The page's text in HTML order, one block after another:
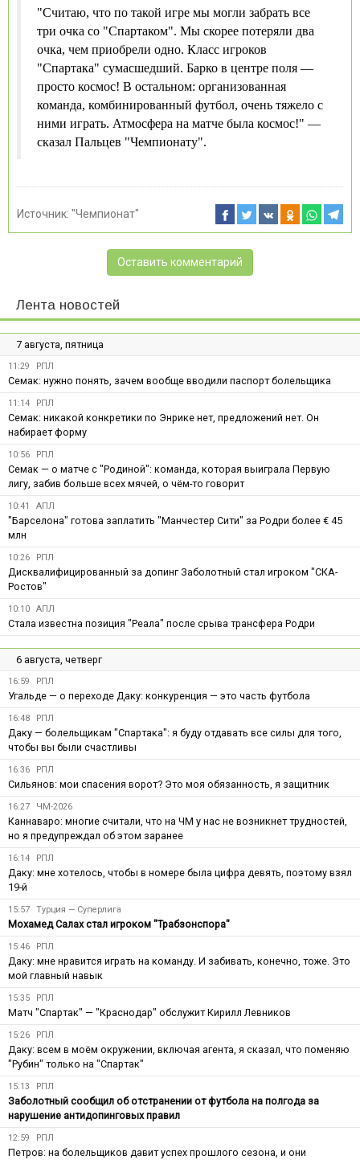
"Считаю, что по такой игре мы могли забрать все
три очка со "Спартаком". Мы скорее потеряли два
очка, чем приобрели одно. Класс игроков
"Спартака" сумасшедший. Барко в центре поля —
просто космос! В остальном: организованная
команда, комбинированный футбол, очень тяжело с
ними играть. Атмосфера на матче была космос!" —
сказал Пальцев "Чемпионату".
Источник: "Чемпионат"
Оставить комментарий
Лента новостей
7 августа, пятница
11:29 РПЛ
Семак: нужно понять, зачем вообще вводили паспорт болельщика
11:14 РПЛ
Семак: никакой конкретики по Энрике нет, предложений нет. Он
набирает форму
10:56 РПЛ
Семак — о матче с "Родиной": команда, которая выиграла Первую
лигу, забив больше всех мячей, о чём-то говорит
10:41 АПЛ
"Барселона" готова заплатить "Манчестер Сити" за Родри более € 45
млн
10:26 РПЛ
Дисквалифицированный за допинг Заболотный стал игроком "СКА-
Ростов"
10:10 АПЛ
Стала известна позиция "Реала" после срыва трансфера Родри
6 августа, четверг
16:59 РПЛ
Угальде — о переходе Даку: конкуренция — это часть футбола
16:48 РПЛ
Даку — болельщикам "Спартака": я буду отдавать все силы для того,
чтобы вы были счастливы
16:36 РПЛ
Сильянов: мои спасения ворот? Это моя обязанность, я защитник
16:27 ЧМ-2026
Каннаваро: многие считали, что на ЧМ у нас не возникнет трудностей,
но я предупреждал об этом заранее
16:14 РПЛ
Даку: мне хотелось, чтобы в номере была цифра девять, поэтому взял
19-й
15:57 Турция — Суперлига
Мохамед Салах стал игроком "Трабзонспора"
15:46 РПЛ
Даку: мне нравится играть на команду. И забивать, конечно, тоже. Это
мой главный навык
15:35 РПЛ
Матч "Спартак" — "Краснодар" обслужит Кирилл Левников
15:26 РПЛ
Даку: всем в моём окружении, включая агента, я сказал, что поменяю
"Рубин" только на "Спартак"
15:13 РПЛ
Заболотный сообщил об отстранении от футбола на полгода за
нарушение антидопинговых правил
12:59 РПЛ
Петров: на болельщиков давит успех прошлого сезона, и они